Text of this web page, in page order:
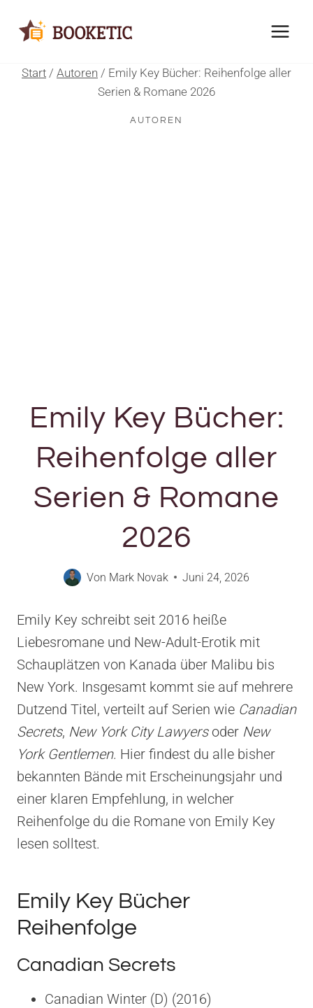
Inhalt
Start / Autoren / Emily Key Bücher: Reihenfolge aller
Serien & Romane 2026
AUTOREN
Emily Key Bücher:
Reihenfolge aller
Serien & Romane
2026
Von Mark Novak Juni 24, 2026
Emily Key schreibt seit 2016 heiße
Liebesromane und New-Adult-Erotik mit
Schauplätzen von Kanada über Malibu bis
New York. Insgesamt kommt sie auf mehrere
Dutzend Titel, verteilt auf Serien wie Canadian
Secrets, New York City Lawyersoder New
York Gentlemen. Hier findest du alle bisher
bekannten Bände mit Erscheinungsjahr und
einer klaren Empfehlung, in welcher
Reihenfolge du die Romane von Emily Key
lesen solltest.
Emily Key Bücher
Reihenfolge
Canadian Secrets
Canadian Winter (D) (2016)